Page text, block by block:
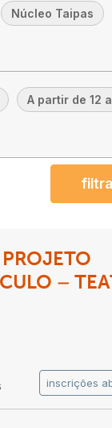
Núcleo Taipas
A partir de 12
–
inscrições